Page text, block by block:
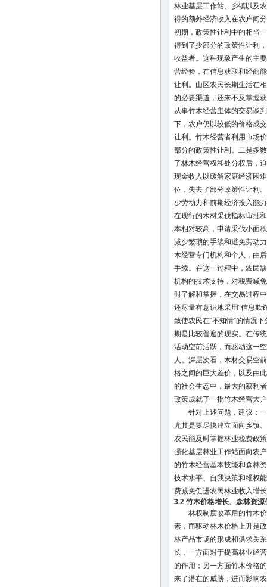
林业基层工作站、乡镇以及
得的额外经济收入在农户间
初期，政策性让利中的相当
得到了少部分的政策性让利
收益者。这种现象产生的主
营经验，在信息获取和经商
让利。山区农民长期生活在
的必要渠道，还来不及掌握
从事竹木经营主体的交易谈
下，农户仍以较低的价格成
让利。竹木经营者利用市场
部分的政策性让利。二是多
了林木经营权和处分权后，
现金收入以缓解家庭经济困
位，失去了部分政策性让利
少劳动力和前期经济投入能
在现行的木材采伐指标审批
本相对较高，申请采伐小面
减少繁琐的手续和避免劳动
木经营专门机构和个人，由
手续。在这一过程中，农民
机构的技术支持，对税费减
时了解和掌握，在交易过程
还尽量有意识地采用“信息欺
致使农民在“不知情”的情况
期是比较普遍的现实。在传
活动空前活跃，而驱动这一
人。深层次看，木材交易空
格之间的巨大差价，以及由
的社会生态中，最大的获利
政策成就了一批竹木经营大户
针对上述问题，建议：
尤其是要尽快建立面向乡镇
农民能及时掌握林业税费政
强化基层林业工作站面向农
的竹木经营基本技能和森林
技术水平、自我决策和维权
费减免促进农民林业收入增
3.2 竹木价格增长、森林资
林权制度改革后的竹木
素，而驱动林木价格上升是
林产品市场的形成和供求关
长，一方面对于提高林业经
的作用；另一方面竹木价格
来了潜在的威胁，进而影响